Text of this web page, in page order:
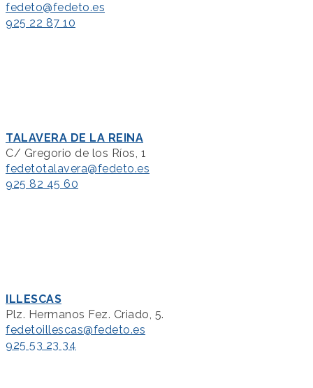
fedeto@fedeto.es
925 22 87 10
TALAVERA DE LA REINA
C/ Gregorio de los Ríos, 1
fedetotalavera@fedeto.es
925 82 45 60
ILLESCAS
Plz. Hermanos Fez. Criado, 5.
fedetoillescas@fedeto.es
925 53 23 34